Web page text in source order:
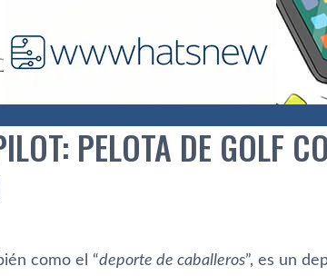
PELOTA DE GOLF
como el “deporte de caballeros”, es un